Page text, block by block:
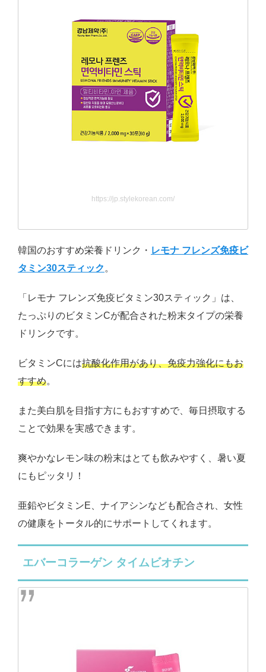
https://jp.stylekorean.com/
韓国のおすすめ栄養ドリンク・ レモナ フレンズ免疫ビ
タミン30スティック 。
「レモナ フレンズ免疫ビタミン30スティック」は、
たっぷりのビタミンCが配合された粉末タイプの栄養
ドリンクです。
ビタミンCには抗酸化作用があり、免疫力強化にもお
すすめ。
また美白肌を目指す方にもおすすめで、毎日摂取する
ことで効果を実感できます。
爽やかなレモン味の粉末はとても飲みやすく、暑い夏
にもピッタリ！
亜鉛やビタミンE、ナイアシンなども配合され、女性
の健康をトータル的にサポートしてくれます。
エバーコラーゲン タイムビオチン